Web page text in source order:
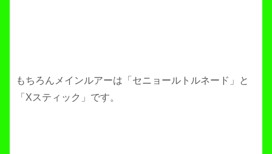
もちろんメインルアーは「セニョールトルネード」と
「Xスティック」です。